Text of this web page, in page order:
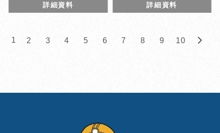
詳細資料 詳細資料
1 2 3 4 5 6 7 8 9 10